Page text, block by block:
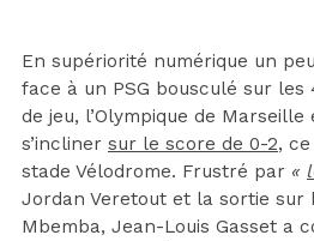
En supériorité numérique un
face à un PSG bousculé sur les
de jeu, l’Olympique de
s’incliner sur le score de 0-2,
stade Vélodrome. Frustré par «
Jordan Veretout et la sortie sur
Mbemba, Jean-Louis Gasset a